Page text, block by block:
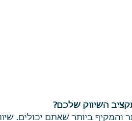
השיווק שלכם?
והמקיף ביותר שאתם יכולים.